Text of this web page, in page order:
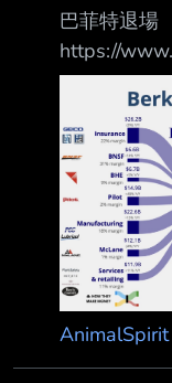
巴菲特退場
https://
Aug 08,
克夏新任執
略。最新財
回購股票與
篇章。 在擔
年，華倫・
今年稍早退
美元。 如今
（Greg Ab
AnimalSpirit